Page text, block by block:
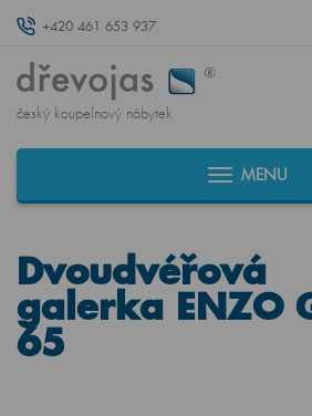
+420 461 653 937
český koupelnový nábytek
MENU
Dvoudvéřová
galerka ENZO
65